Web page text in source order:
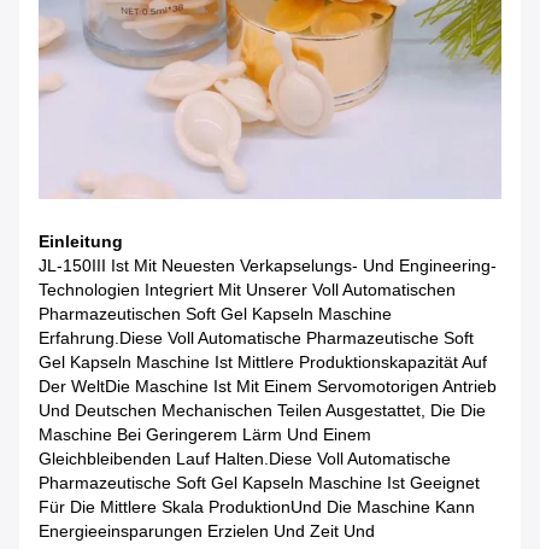
Einleitung
JL-150III Ist Mit Neuesten Verkapselungs- Und Engineering-
Technologien Integriert Mit Unserer Voll Automatischen
Pharmazeutischen Soft Gel Kapseln Maschine
Erfahrung.Diese Voll Automatische Pharmazeutische Soft
Gel Kapseln Maschine Ist Mittlere Produktionskapazität Auf
Der WeltDie Maschine Ist Mit Einem Servomotorigen Antrieb
Und Deutschen Mechanischen Teilen Ausgestattet, Die Die
Maschine Bei Geringerem Lärm Und Einem
Gleichbleibenden Lauf Halten.Diese Voll Automatische
Pharmazeutische Soft Gel Kapseln Maschine Ist Geeignet
Für Die Mittlere Skala ProduktionUnd Die Maschine Kann
Energieeinsparungen Erzielen Und Zeit Und